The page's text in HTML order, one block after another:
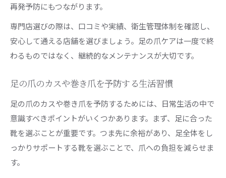
再発予防にもつながります。
専門店選びの際は、口コミや実績、衛生管理体制を確認し、
安心して通える店舗を選びましょう。足の爪ケアは一度で終
わるものではなく、継続的なメンテナンスが大切です。
足の爪のカスや巻き爪を予防する生活習慣
足の爪のカスや巻き爪を予防するためには、日常生活の中で
意識すべきポイントがいくつかあります。まず、足に合った
靴を選ぶことが重要です。つま先に余裕があり、足全体をし
っかりサポートする靴を選ぶことで、爪への負担を減らせま
す。